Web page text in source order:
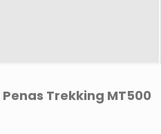
Trekking MT500